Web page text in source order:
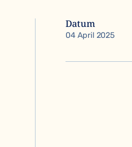
Datum
04 April 2025